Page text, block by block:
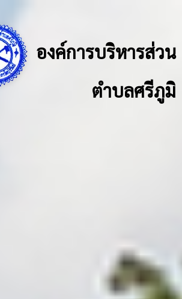
องค์การบริหารส่วน
ตำบลศรีภูมิ